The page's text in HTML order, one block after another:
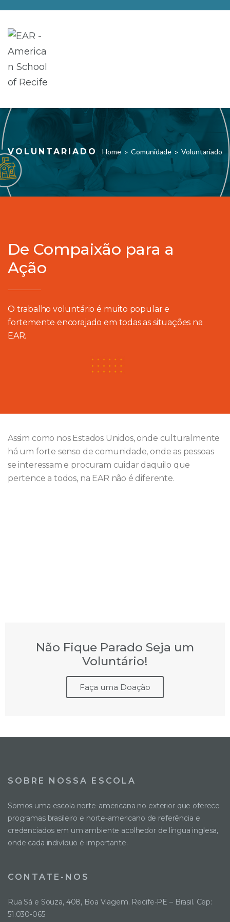
VOLUNTARIADO Home > Comunidade > Voluntariado
De Compaixão para a
Ação
O trabalho voluntário é muito popular e
fortemente encorajado em todas as situações na
EAR.
Assim como nos Estados Unidos, onde culturalmente
há um forte senso de comunidade, onde as pessoas
se interessam e procuram cuidar daquilo que
pertence a todos, na EAR não é diferente.
Não Fique Parado Seja um
Voluntário!
Faça uma Doação
SOBRE NOSSA ESCOLA
Somos uma escola norte-americana no exterior que oferece
programas brasileiro e norte-americano de referência e
credenciados em um ambiente acolhedor de língua inglesa,
onde cada indivíduo é importante.
CONTATE-NOS
Rua Sá e Souza, 408, Boa Viagem. Recife-PE – Brasil. Cep:
51.030-065